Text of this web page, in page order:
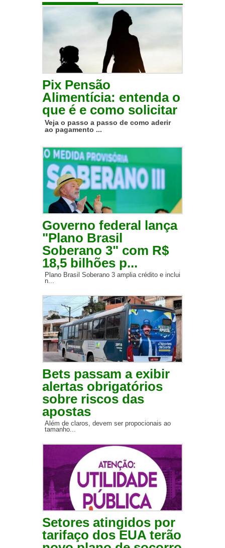
Pix Pensão
Alimentícia: entenda o
que é e como solicitar
Veja o passo a passo de como aderir
ao pagamento ...
Governo federal lança
"Plano Brasil
Soberano 3" com R$
18,5 bilhões p...
Plano Brasil Soberano 3 amplia crédito e inclui
n...
Bets passam a exibir
alertas obrigatórios
sobre riscos das
apostas
Além de claros, devem ser propocionais ao
tamanho...
Setores atingidos por
tarifaço dos EUA terão